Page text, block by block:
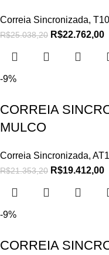
Correia Sincronizada, T10
R$25.038,20 R$22.762,00
-9%
CORREIA
MULCO
Correia Sincronizada,
R$21.353,20 R$19.412,00
-9%
CORREIA